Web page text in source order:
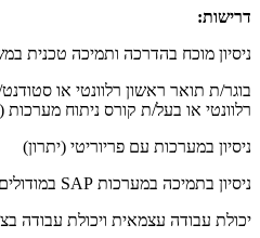
דרישות:
ניסיון מוכח בהדרכה ותמיכה טכנית
בוגר/ת תואר ראשון רלוונטי או
רלוונטי או בעל/ת קורס ניתוח מערכות
ניסיון במערכות עם פריוריטי (יתרון)
ניסיון בתמיכה במערכות SAP במודולים שונים, חשבשבת (יתרון)
יכולת עבודה עצמאית ויכולת עבודה